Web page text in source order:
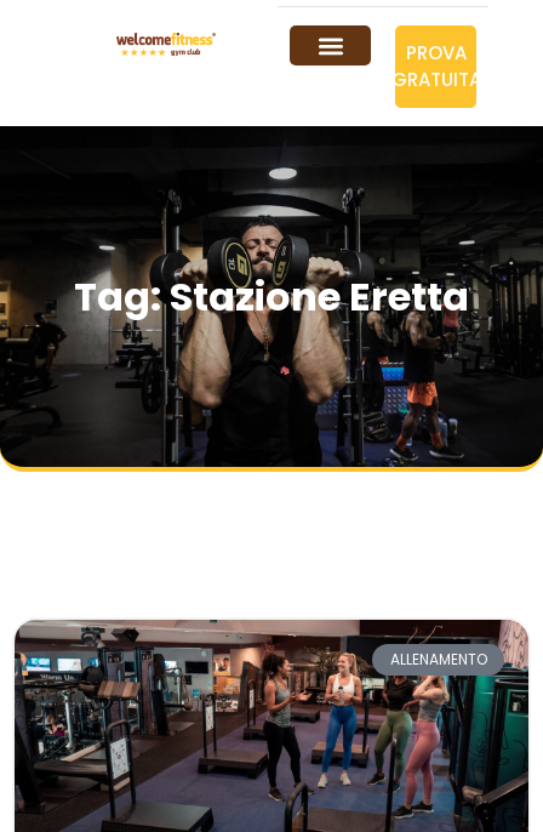
PROVA
GRATUITA
Tag: Stazione Eretta
ALLENAMENTO